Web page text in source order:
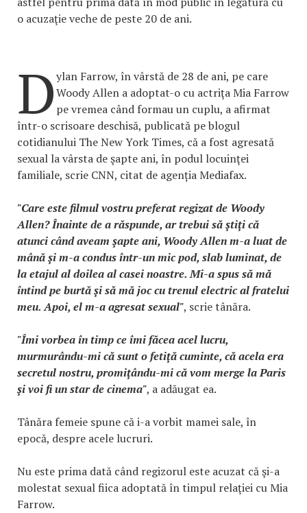
o acuzaţie veche de peste 20 de ani.
Dylan Farrow, în vârstă de 28 de ani, pe care
Woody Allen a adoptat-o cu actriţa Mia Farrow
pe vremea când formau un cuplu, a afirmat
într-o scrisoare deschisă, publicată pe blogul
cotidianului The New York Times, că a fost agresată
sexual la vârsta de şapte ani, în podul locuinţei
familiale, scrie CNN, citat de agenția Mediafax.
"Care este filmul vostru preferat regizat de Woody
Allen? Înainte de a răspunde, ar trebui să ştiţi că
atunci când aveam şapte ani, Woody Allen m-a luat de
mână şi m-a condus într-un mic pod, slab luminat, de
la etajul al doilea al casei noastre. Mi-a spus să mă
întind pe burtă şi să mă joc cu trenul electric al fratelui
meu. Apoi, el m-a agresat sexual", scrie tânăra.
"Îmi vorbea în timp ce îmi făcea acel lucru,
murmurându-mi că sunt o fetiţă cuminte, că acela era
secretul nostru, promiţându-mi că vom merge la Paris
şi voi fi un star de cinema", a adăugat ea.
Tânăra femeie spune că i-a vorbit mamei sale, în
epocă, despre acele lucruri.
Nu este prima dată când regizorul este acuzat că şi-a
molestat sexual fiica adoptată în timpul relaţiei cu Mia
Farrow.